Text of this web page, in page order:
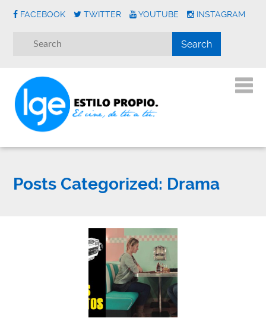
FACEBOOK TWITTER YOUTUBE INSTAGRAM
Posts Categorized: Drama